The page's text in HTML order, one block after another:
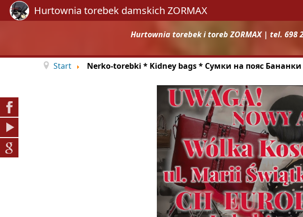
Hurtownia torebek i toreb ZORMAX | tel. 698
Start Nerko-torebki * Kidney bags * Сумки на пояс Бананки
Hurtownia torebek damskich ZORMAX